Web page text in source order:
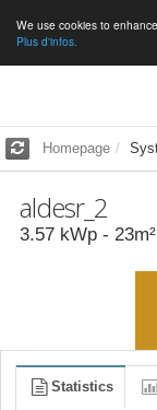
We use cookies to
Plus d'infos.
Homepage
aldesr_2
3.57 kWp - 23m²
Statistics